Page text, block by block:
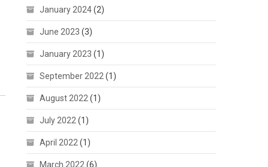
January 2024(2)
June 2023 (3)
January 2023 (1)
September 2022 (1)
August 2022 (1)
July 2022 (1)
April 2022 (1)
March 2022 (6)